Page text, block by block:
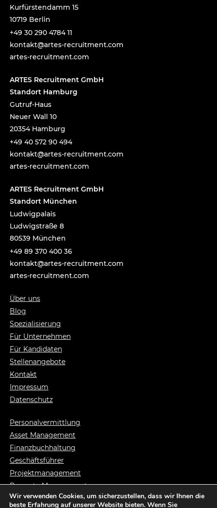
Kurfürstendamm 15
10719 Berlin
+49 30 290 4784 11
moc.t
nemti
urcer
-setr
a@tka
tnok
artes-recruitment.com
ARTES Recruitment GmbH
Standort Hamburg
Gutruf-Haus
Neuer Wall 10
20354 Hamburg
+49 40 572 90 494
moc.t
nemti
urcer
-setr
a@tka
tnok
artes-recruitment.com
ARTES Recruitment GmbH
Standort München
Ludwigpalais
Ludwigstraße 8
80539 München
+49 89 370 400 36
moc.t
nemti
urcer
-setr
a@tka
tnok
artes-recruitment.com
Über uns
Blog
Spezialisierung
Für Unternehmen
Für Kandidaten
Stellenangebote
Kontakt
Impressum
Datenschutz
Personalvermittlung
Asset Management
Finanzbuchhaltung
Geschäftsführer
Projektmanagement
Property Management
Syndikusanwalt
Wir verwenden Cookies, um sicherzustellen, dass wir Ihnen die
beste Erfahrung auf unserer Website bieten. Wenn Sie